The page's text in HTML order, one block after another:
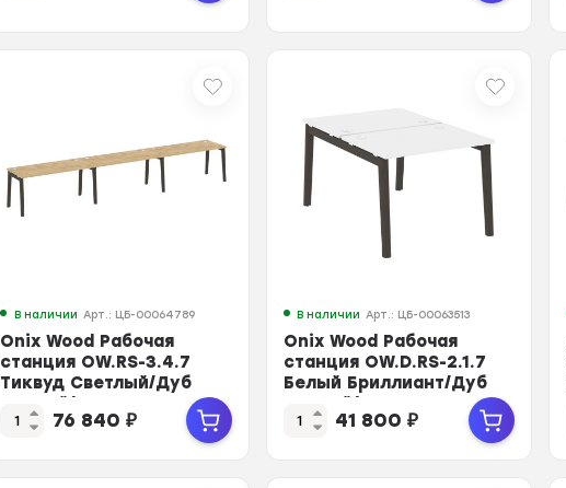
В наличии Арт.: ЦБ-00064789
Onix Wood Рабочая
станция OW.RS-3.4.7
Тиквуд Светлый/Дуб
Темный/Металл
Антрац...76 840 ₽
В наличии Арт.: ЦБ-00063513
Onix Wood Рабочая
станция OW.D.RS-2.1.7
Белый Бриллиант/Дуб
Темный/Металл Ант...
41 800₽